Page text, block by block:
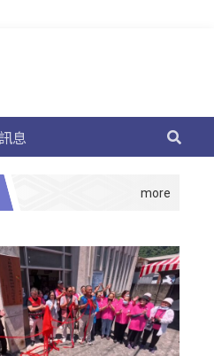
息